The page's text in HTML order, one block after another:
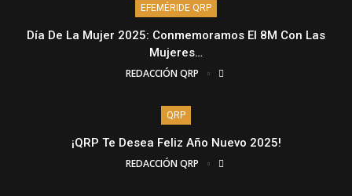
EFEMÉRIDE QRP
Día De La Mujer 2025: Conmemoramos El 8M Con Las
Mujeres…
REDACCIÓN QRP
QRP
¡QRP Te Desea Feliz Año Nuevo 2025!
REDACCIÓN QRP